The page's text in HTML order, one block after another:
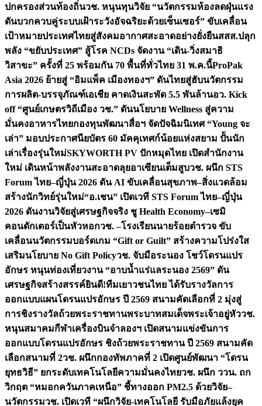
ปกครองส่วนท้องถิ่นวช. หนุนทุนวิจัย “นวัตกรรมห้องลดฝุ่นแรง
ดันบวกควบคู่ระบบเฝ้าระวังอัจฉริยะด้วยเซ็นเซอร์” ขับเคลื่อน
เป้าหมายประเทศไทยสู่สังคมอากาศสะอาดอย่างยั่งยืนสสส.ปลุก
พลัง “ขยับประเทศ” สู้โรค NCDs จัดงาน “เดิน-วิ่งสมาธิ
วิสาขะ” ครั้งที่ 25 พร้อมกัน 70 พื้นที่ทั่วไทย 31 พ.ค.นี้ProPak
Asia 2026 ย้ายสู่ “อิมแพ็ค เมืองทองฯ” ดันไทยสู่ฮับนวัตกรรม
การผลิต-บรรจุภัณฑ์เอเชีย คาดเงินสะพัด 5.5 พันล้านอว. Kick
off “ศูนย์เกษตรวิถีเมือง วช.” ดันนโยบาย Wellness สู่ความ
มั่นคงอาหารไทยกองทุนพัฒนาสื่อฯ จัดปัจฉิมนิเทศ “Young จะ
เล่า” มอบประกาศนียบัตร 60 มัคคุเทศก์น้อยแห่งสยาม ปั้นนัก
เล่าเรื่องรุ่นใหม่SKYWORTH PV ปักหมุดไทย เปิดสำนักงาน
ใหม่ เดินหน้าพลังงานสะอาดลุยอาเซียนเต็มสูบวช. ผนึก STS
Forum ไทย–ญี่ปุ่น 2026 ดัน AI ขับเคลื่อนสุขภาพ–สิ่งแวดล้อม
สร้างนักวิทย์รุ่นใหม่“อ.เชน” เปิดเวที STS Forum ไทย–ญี่ปุ่น
2026 ดันงานวิจัยสู่เศรษฐกิจจริง ชู Health Economy–เซมิ
คอนดักเตอร์เป็นหัวหอกวช. –โรงเรียนนายร้อยตำรวจ ขับ
เคลื่อนนวัตกรรมบอร์ดเกม “Gift or Guilt” สร้างความโปร่งใส
เสริมนโยบาย No Gift Policyวช. จับมือระนอง โชว์โดรนแปร
อักษร หนุนท่องเที่ยวงาน “อาบน้ำแร่แลระนอง 2569” ดัน
เศรษฐกิจสร้างสรรค์ยินดี!ทีมเยาวชนไทย ได้รับรางวัลการ
ออกแบบแผนโดรนแปรอักษร ปี 2569 สนามคัดเลือกที่ 2 มุ่งสู่
การชิงรางวัลถ้วยพระราชทานพระบาทสมเด็จพระเจ้าอยู่หัววช.
หนุนสมาคมกีฬาเครื่องบินจำลองฯ เปิดสนามแข่งขันการ
ออกแบบโดรนแปรอักษร ชิงถ้วยพระราชทาน ปี 2569 สนามคัด
เลือกสนามที่ 2วช. ผนึกกองทัพภาคที่ 2 เปิดศูนย์พัฒนา “โดรน
ยุทธวิธี” ยกระดับเทคโนโลยีความมั่นคงไทยวช. ผนึก ววน. ถก
วิกฤต “หมอกควันภาคเหนือ” ชี้ทางออก PM2.5 ด้วยวิจัย–
นวัตกรรมวช. เปิดเวที “ผนึกวิจัย-เทคโนโลยี รับมือภัยแล้งยุค